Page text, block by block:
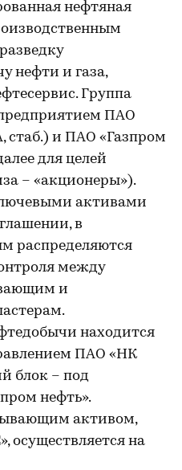
нефтяная
нефти и газа,
Группа
ПАО
стаб.) и ПАО «Газпром
для целей
– «акционеры»).
активами
в
распределяются
между
и
находится
ПАО «НК
блок – под
нефть».
активом,
осуществляется на